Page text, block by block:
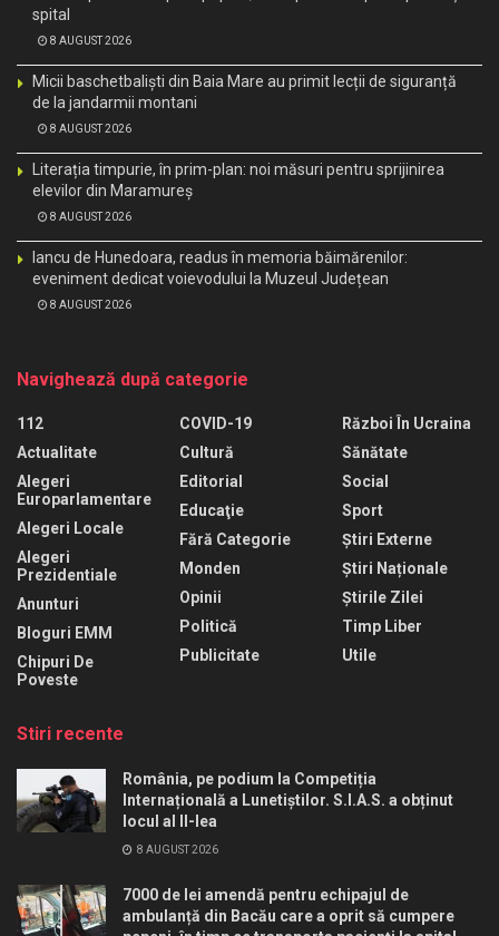
spital
8 AUGUST 2026
Micii baschetbaliști din Baia Mare au primit lecții de siguranță
de la jandarmii montani
8 AUGUST 2026
Literația timpurie, în prim-plan: noi măsuri pentru sprijinirea
elevilor din Maramureș
8 AUGUST 2026
Iancu de Hunedoara, readus în memoria băimărenilor:
eveniment dedicat voievodului la Muzeul Județean
8 AUGUST 2026
Navighează după categorie
112
Actualitate
Alegeri
Europarlamentare
Alegeri Locale
Alegeri
Prezidentiale
Anunturi
Bloguri EMM
Chipuri De
Poveste
COVID-19
Cultură
Editorial
Educaţie
Fără Categorie
Monden
Opinii
Politică
Publicitate
Război În Ucraina
Sănătate
Social
Sport
Știri Externe
Știri Naționale
Știrile Zilei
Timp Liber
Utile
Stiri recente
România, pe podium la Competiția
Internațională a Lunetiștilor. S.I.A.S. a obținut
locul al II-lea
8 AUGUST 2026
7000 de lei amendă pentru echipajul de
ambulanță din Bacău care a oprit să cumpere